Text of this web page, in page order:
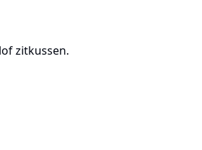
zitkussen.